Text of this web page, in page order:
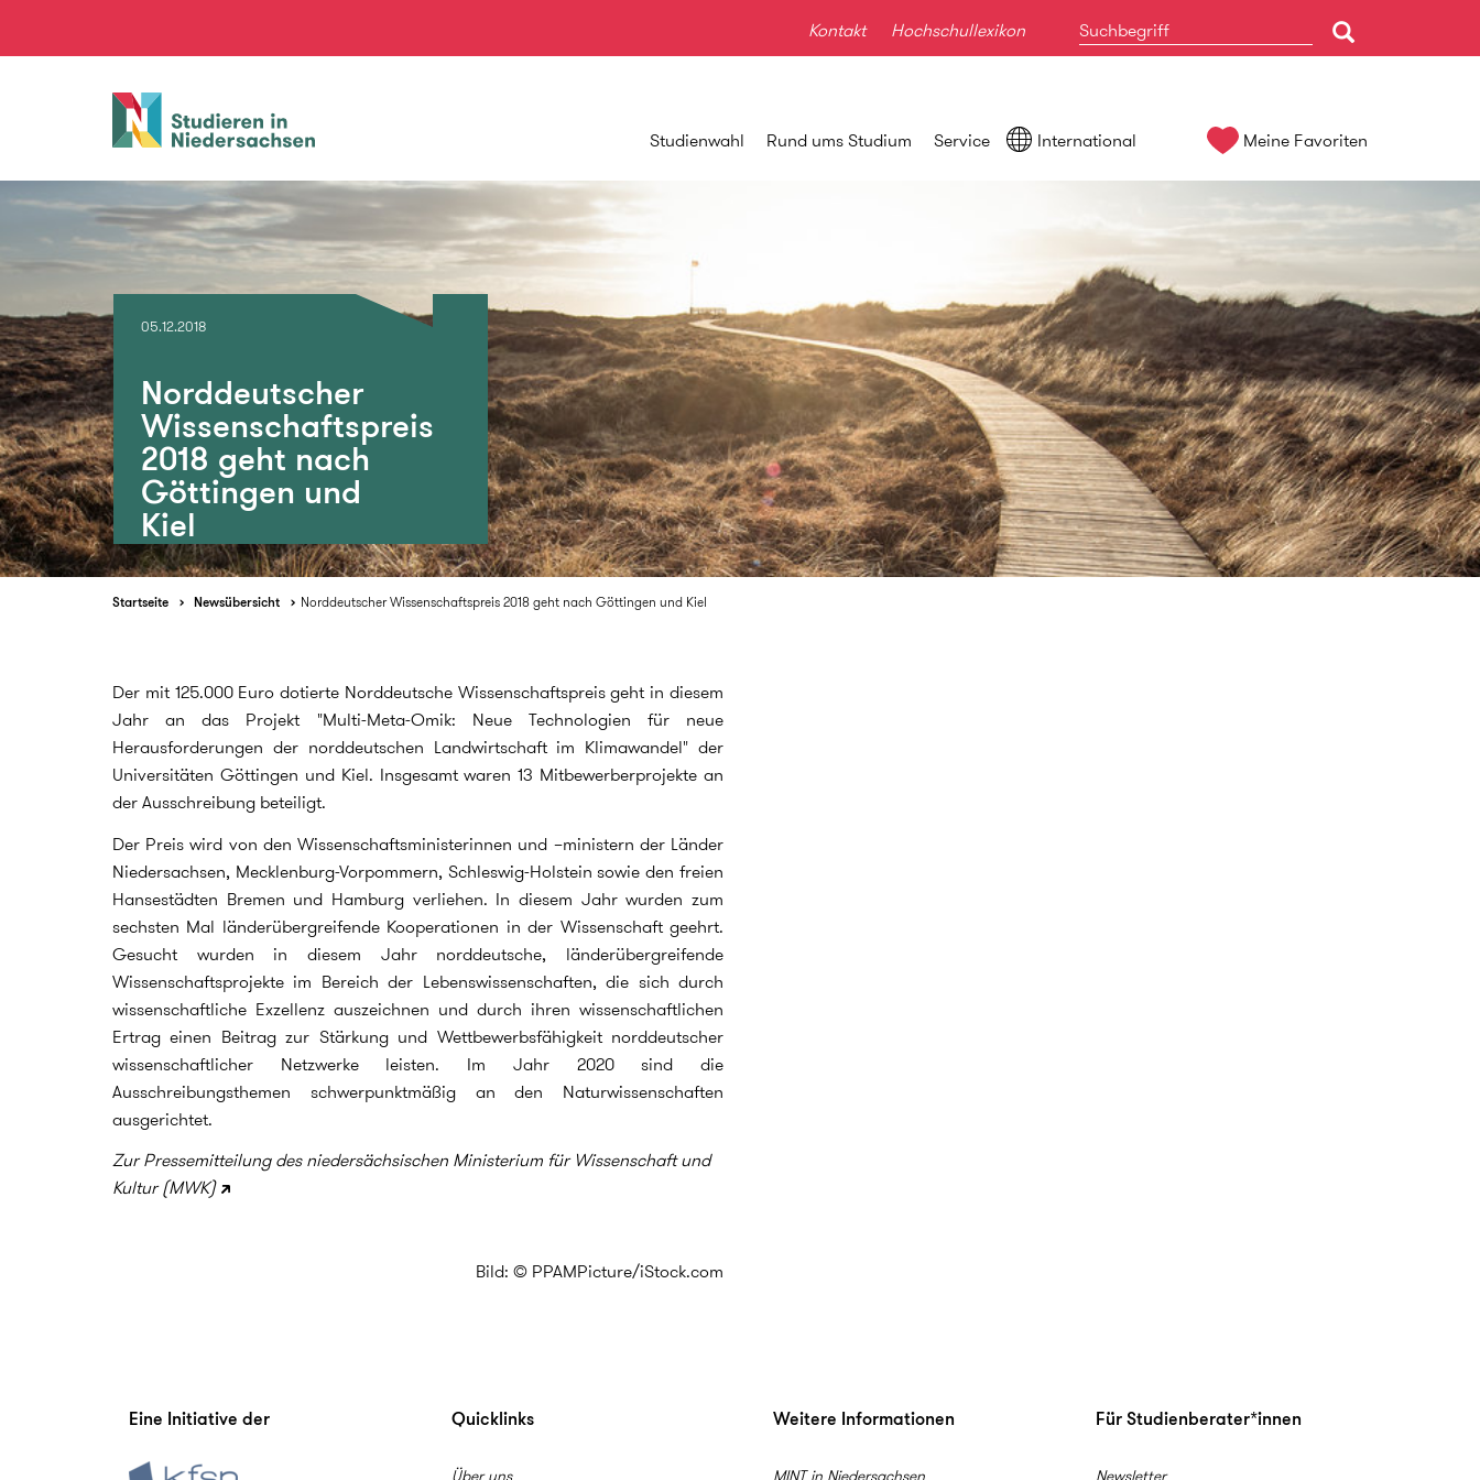
Kontakt Hochschullexikon
Studieren
in
Studienwahl Rund ums Studium Service International Meine Favoriten
05.12.2018
Norddeutscher
Wissenschaftspreis
2018 geht nach
Göttingen und
Kiel
Startseite Newsübersicht Norddeutscher Wissenschaftspreis 2018 geht nach Göttingen und Kiel
Der mit 125.000 Euro dotierte Norddeutsche Wissenschaftspreis geht in diesem
Jahr an das Projekt "Multi-Meta-Omik: Neue Technologien für neue
Herausforderungen der norddeutschen Landwirtschaft im Klimawandel" der
Universitäten Göttingen und Kiel. Insgesamt waren 13 Mitbewerberprojekte an
der Ausschreibung beteiligt.
Der Preis wird von den Wissenschaftsministerinnen und –ministern der Länder
Niedersachsen, Mecklenburg-Vorpommern, Schleswig-Holstein sowie den freien
Hansestädten Bremen und Hamburg verliehen. In diesem Jahr wurden zum
sechsten Mal länderübergreifende Kooperationen in der Wissenschaft geehrt.
Gesucht wurden in diesem Jahr norddeutsche, länderübergreifende
Wissenschaftsprojekte im Bereich der Lebenswissenschaften, die sich durch
wissenschaftliche Exzellenz auszeichnen und durch ihren wissenschaftlichen
Ertrag einen Beitrag zur Stärkung und Wettbewerbsfähigkeit norddeutscher
wissenschaftlicher Netzwerke leisten. Im Jahr 2020 sind die
Ausschreibungsthemen schwerpunktmäßig an den Naturwissenschaften
ausgerichtet.
Zur Pressemitteilung des niedersächsischen Ministerium für Wissenschaft und
Kultur (MWK)
Bild: © PPAMPicture/iStock.com
Eine Initiative der Quicklinks
Über uns
Weitere Informationen
MINT in Niedersachsen
Für Studienberater*innen
Newsletter